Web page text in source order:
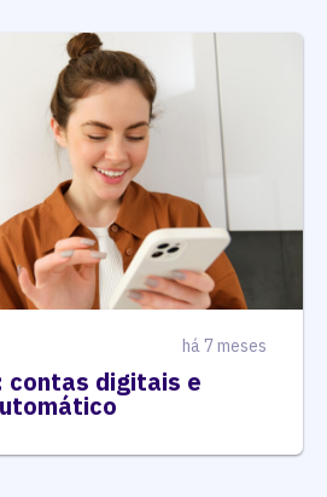
há 7 meses
contas digitais e